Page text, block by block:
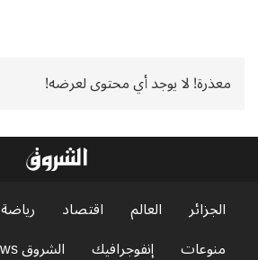
معذرة! لا يوجد أي محتوى لعرضه!
الجزائر العالم اقتصاد رياضة
منوعات
إنفوجرافيك الشروق News